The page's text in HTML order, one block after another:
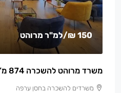
150 ₪ /למ"ר מרוהט
משרד מרוהט להשכרה 874 מ”ר במגדל סקיי
משרדים להשכרה בחסן ערפה